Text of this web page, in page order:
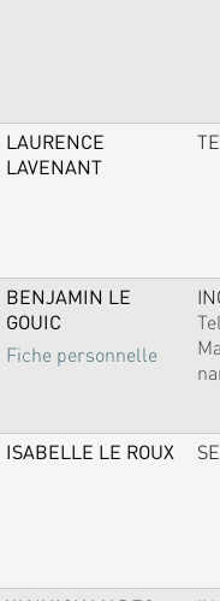
LAURENCE
LAVENANT
BENJAMIN LE
GOUIC
Fiche personnelle
ISABELLE LE ROUX